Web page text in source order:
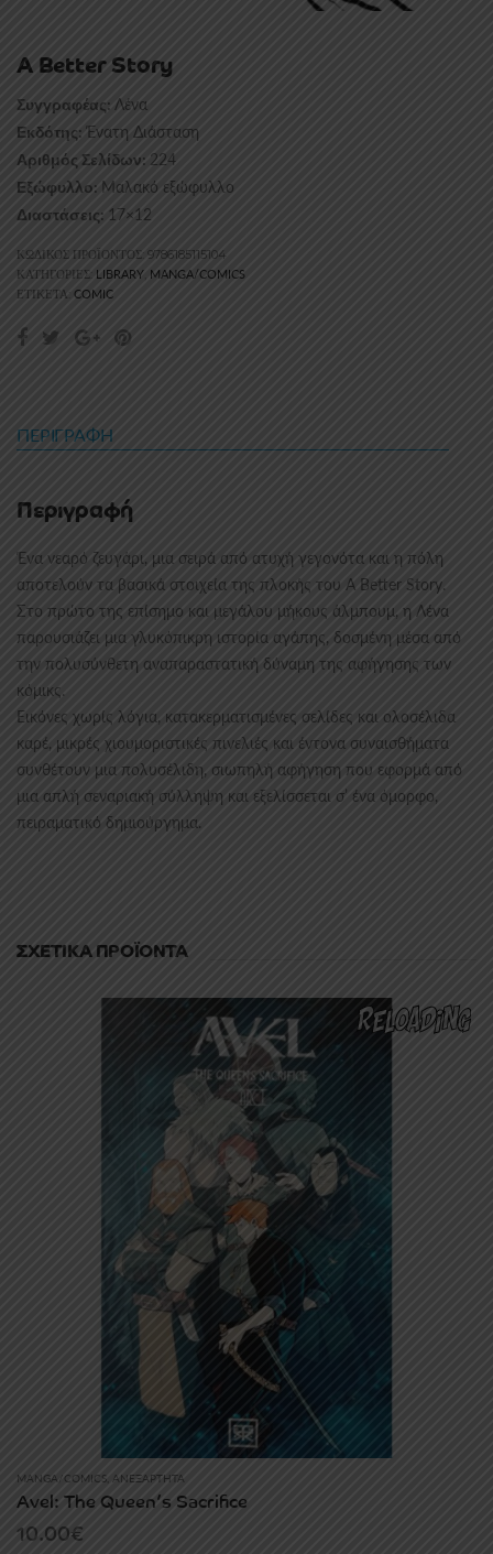
A Better Story
Συγγραφέας: Λένα
Εκδότης: Ένατη Διάσταση
Αριθμός Σελίδων: 224
Εξώφυλλο: Μαλακό εξώφυλλο
Διαστάσεις: 17×12
ΚΩΔΙΚΌΣ ΠΡΟΪΌΝΤΟΣ: 9786185115104
ΚΑΤΗΓΟΡΊΕΣ: LIBRARY, MANGA/COMICS
ΕΤΙΚΈΤΑ: COMIC
ΠΕΡΙΓΡΑΦΉ
Περιγραφή
Ένα νεαρό ζευγάρι, μια σειρά από ατυχή γεγονότα και η πόλη
αποτελούν τα βασικά στοιχεία της πλοκής του A Better Story.
Στο πρώτο της επίσημο και μεγάλου μήκους άλμπουμ, η Λένα
παρουσιάζει μια γλυκόπικρη ιστορία αγάπης, δοσμένη μέσα από
την πολυσύνθετη αναπαραστατική δύναμη της αφήγησης των
κόμικς.
Εικόνες χωρίς λόγια, κατακερματισμένες σελίδες και ολοσέλιδα
καρέ, μικρές χιουμοριστικές πινελιές και έντονα συναισθήματα
συνθέτουν μια πολυσέλιδη, σιωπηλή αφήγηση που εφορμά από
μια απλή σεναριακή σύλληψη και εξελίσσεται σ’ ένα όμορφο,
πειραματικό δημιούργημα.
ΣΧΕΤΙΚΆ ΠΡΟΪΌΝΤΑ
MANGA/COMICS, ΑΝΕΞΆΡΤΗΤΑ
Avel: The Queen’s Sacrifice
10.00€